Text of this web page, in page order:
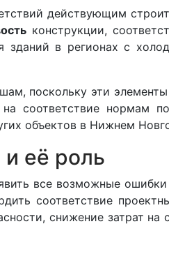
действующим
конструкции,
зданий в регионах с
поскольку эти
на соответствие нормам
объектов в Нижнем
и её роль
все возможные
соответствие
снижение затрат на